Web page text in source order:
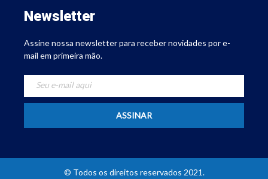
Newsletter
Assine nossa newsletter para receber novidades por e-
mail em primeira mão.
© Todos os direitos reservados 2021.